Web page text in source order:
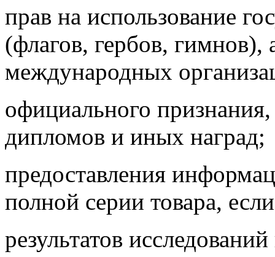
прав на использование
(флагов, гербов, гимнов),
международных
официального
дипломов и иных наград;
предоставления
полной серии товара,
результатов